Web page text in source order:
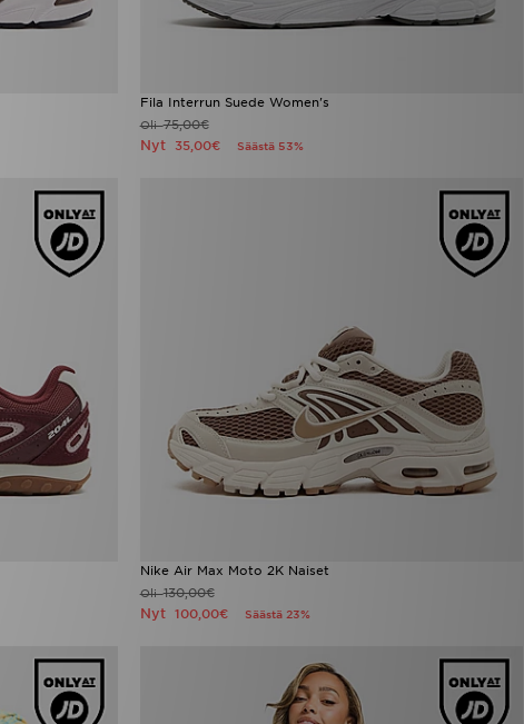
Fila Interrun Suede Women's
Oli75,00€
Nyt 35,00€ Säästä 53%
Nike Air Max Moto 2K Naiset
Oli130,00€
Nyt 100,00€ Säästä 23%